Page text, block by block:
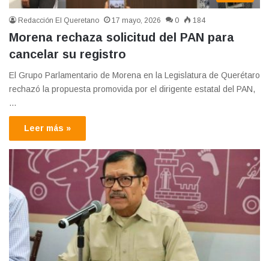
Redacción El Queretano 17 mayo, 2026 0 184
Morena rechaza solicitud del PAN para
cancelar su registro
El Grupo Parlamentario de Morena en la Legislatura de Querétaro
rechazó la propuesta promovida por el dirigente estatal del PAN,
…
Leer más »